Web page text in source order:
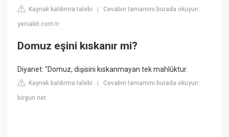
Kaynak kaldırma talebi |Cevabın tamamını burada okuyun:
yeniakit.com.tr
Domuz eşini kıskanır mi?
Diyanet: "Domuz, dişisini kıskanmayan tek mahlûktur.
Kaynak kaldırma talebi |Cevabın tamamını burada okuyun:
birgun.net